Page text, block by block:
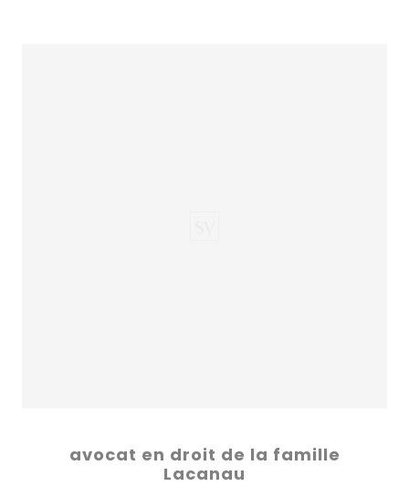
avocat en droit de la famille
Lacanau